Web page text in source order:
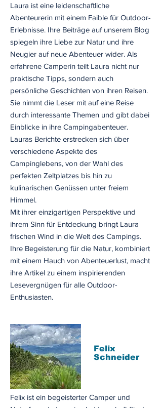
Laura ist eine leidenschaftliche
Abenteurerin mit einem Faible für Outdoor-
Erlebnisse. Ihre Beiträge auf unserem Blog
spiegeln ihre Liebe zur Natur und ihre
Neugier auf neue Abenteuer wider. Als
erfahrene Camperin teilt Laura nicht nur
praktische Tipps, sondern auch
persönliche Geschichten von ihren Reisen.
Sie nimmt die Leser mit auf eine Reise
durch interessante Themen und gibt dabei
Einblicke in ihre Campingabenteuer.
Lauras Berichte erstrecken sich über
verschiedene Aspekte des
Campinglebens, von der Wahl des
perfekten Zeltplatzes bis hin zu
kulinarischen Genüssen unter freiem
Himmel.
Mit ihrer einzigartigen Perspektive und
ihrem Sinn für Entdeckung bringt Laura
frischen Wind in die Welt des Campings.
Ihre Begeisterung für die Natur, kombiniert
mit einem Hauch von Abenteuerlust, macht
ihre Artikel zu einem inspirierenden
Lesevergnügen für alle Outdoor-
Enthusiasten.
Felix
Schneider
Felix ist ein begeisterter Camper und